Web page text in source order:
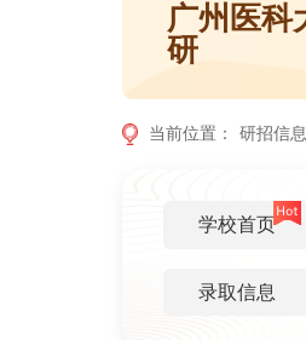
广州医科
研
当前位置： 研招信
学校首页
录取信息